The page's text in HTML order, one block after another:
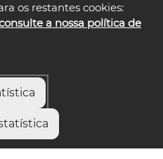
os restantes cookies:
a nossa política de
select language
Cultural do Centro